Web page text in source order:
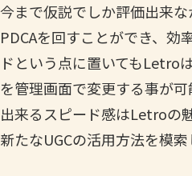
今まで仮説でしか評価出来
PDCAを回すことができ、
ドという点に置いてもLetro
を管理画面で変更する事が
出来るスピード感はLetroの
新たなUGCの活用方法を模